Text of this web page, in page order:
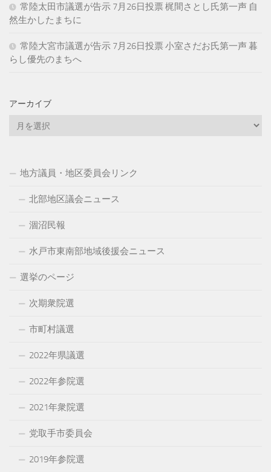
常陸太田市議選が告示 7月26日投票 梶間さとし氏第一声 自
然生かしたまちに
常陸大宮市議選が告示 7月26日投票 小室さだお氏第一声 暮
らし優先のまちへ
アーカイブ
地方議員・地区委員会リンク
北部地区議会ニュース
涸沼民報
水戸市東南部地域後援会ニュース
選挙のページ
次期衆院選
市町村議選
2022年県議選
2022年参院選
2021年衆院選
党取手市委員会
2019年参院選